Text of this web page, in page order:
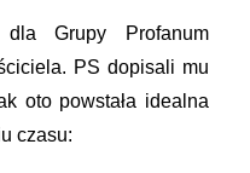
dla Grupy Profanum
PS dopisali mu
oto powstała idealna
czasu: